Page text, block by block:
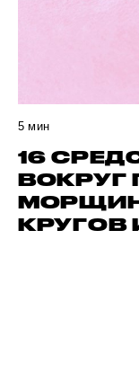
5 мин
16
ВОКРУГ
КРУГОВ